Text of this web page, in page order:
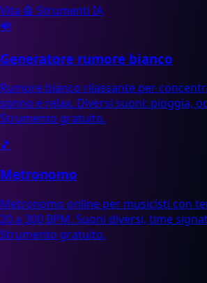
Vita 🤖 Strumenti IA
🔊
Generatore rumore bianco
Rumore bianco rilassante per
sonno e relax. Diversi suoni: pioggia,
Strumento gratuito.
🎵
Metronomo
Metronomo online per musicisti con
20 a 300 BPM. Suoni diversi, time
Strumento gratuito.